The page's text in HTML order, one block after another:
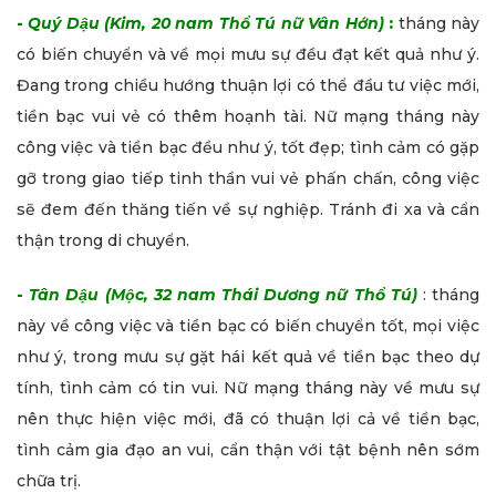
-Quý Dậu (Kim, 20 nam Thổ Tú nữ Vân Hớn): tháng này
có biến chuyển và về mọi mưu sự đều đạt kết quả như ý.
Đang trong chiều hướng thuận lợi có thể đầu tư việc mới,
tiền bạc vui vẻ có thêm hoạnh tài. Nữ mạng tháng này
công việc và tiền bạc đều như ý, tốt đẹp; tình cảm có gặp
gỡ trong giao tiếp tinh thần vui vẻ phấn chấn, công việc
sẽ đem đến thăng tiến về sự nghiệp. Tránh đi xa và cẩn
thận trong di chuyển.
- Tân Dậu (Mộc, 32 nam Thái Dương nữ Thổ Tú) : tháng
này về công việc và tiền bạc có biến chuyển tốt, mọi việc
như ý, trong mưu sự gặt hái kết quả về tiền bạc theo dự
tính, tình cảm có tin vui. Nữ mạng tháng này về mưu sự
nên thực hiện việc mới, đã có thuận lợi cả về tiền bạc,
tình cảm gia đạo an vui, cẩn thận với tật bệnh nên sớm
chữa trị.